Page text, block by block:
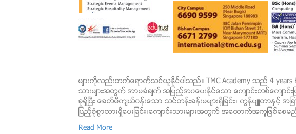
မ်ားကိုလည္းတက္ေရာက္သင္ယူႏိုင္ပါသည္။ TMC Academy သည္ 4 years
သားမ်ားအတြက္ အာမခံခ်က္ အျပည့္အ၀ေပးႏိုင္ေသာ ေက်ာင္းတစ္ေက်ာင္းျဖစ္
ခုရွိၿပီး ေခတ္မီက်ယ္၀န္းေသာ သင္တန္းခန္းမမ်ားရွိျခင္း၊ ကြန္ပ်ဴတာႏွင့္ အျခ
ျပည့္စံုစြာထားရွိေပးျခင္း၊ေက်ာင္းသားမ်ားအတြက္ အေထာက္အကူျဖစ္ေ
Read More